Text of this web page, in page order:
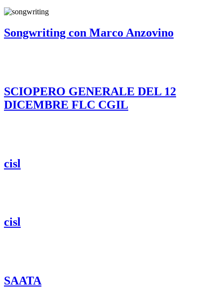
Songwriting con Marco Anzovino
SCIOPERO GENERALE DEL 12
DICEMBRE FLC CGIL
cisl
cisl
SAATA